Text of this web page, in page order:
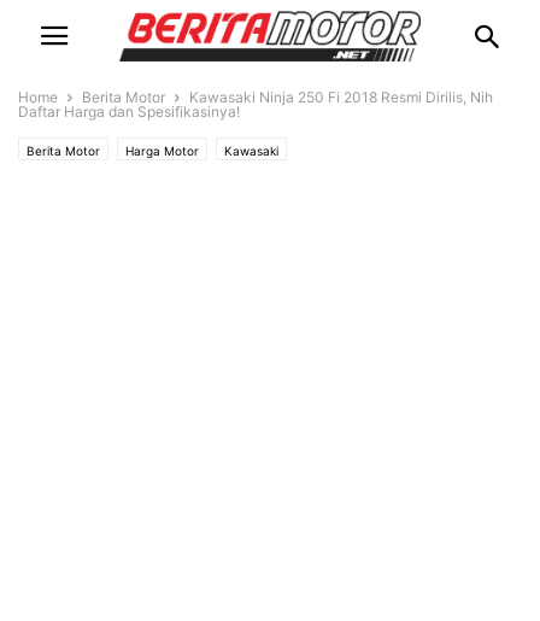
Home Berita Motor
Kawasaki Ninja 250 Fi 2018 Resmi Dirilis, Nih
Daftar Harga dan Spesifikasinya!
Berita Motor Harga Motor Kawasaki